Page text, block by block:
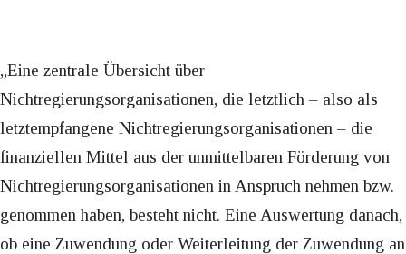
„Eine zentrale Übersicht über
Nichtregierungsorganisationen, die letztlich – also als
letztempfangene Nichtregierungsorganisationen – die
finanziellen Mittel aus der unmittelbaren Förderung von
Nichtregierungsorganisationen in Anspruch nehmen bzw.
genommen haben, besteht nicht. Eine Auswertung danach,
ob eine Zuwendung oder Weiterleitung der Zuwendung an